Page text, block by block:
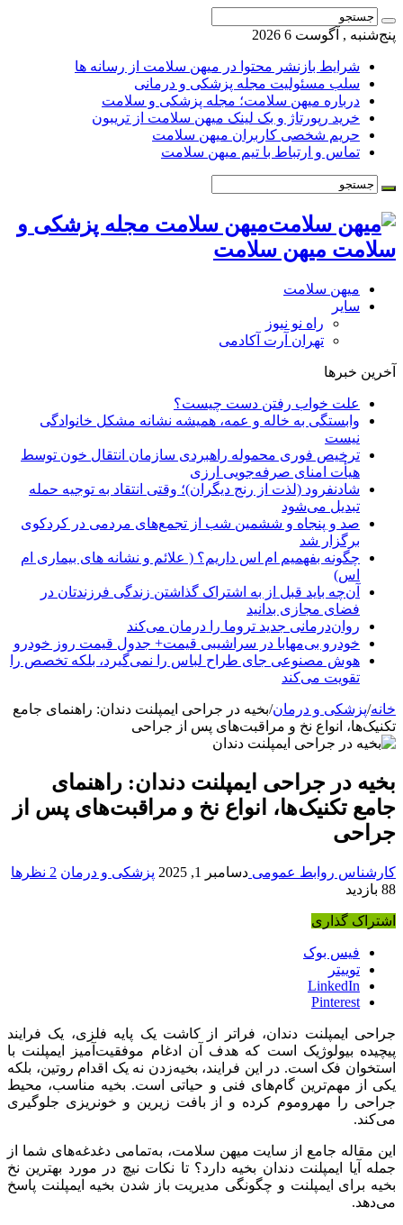
پنج‌شنبه , آگوست 6 2026
شرایط بازنشر محتوا در میهن سلامت از رسانه ها
سلب مسئولیت مجله پزشکی و درمانی
درباره میهن سلامت؛ مجله پزشکی و سلامت
خرید رپورتاژ و بک لینک میهن سلامت از تریبون
حریم شخصی کاربران میهن سلامت
تماس و ارتباط با تیم میهن سلامت
میهن سلامت مجله پزشکی و
سلامت میهن سلامت
میهن سلامت
سایر
راه نو نیوز
تهران آرت آکادمی
آخرین خبرها
علت خواب رفتن دست چیست؟
وابستگی به خاله و عمه، همیشه نشانه مشکل خانوادگی
نیست
ترخیص فوری محموله راهبردی سازمان انتقال خون توسط
هیأت امنای صرفه‌جویی ارزی
شادنفرود (لذت از رنج دیگران)؛ وقتی انتقاد به توجیه حمله
تبدیل می‌شود
صد و پنجاه‌ و ششمین شب از تجمع‌های مردمی در کردکوی
برگزار شد
چگونه بفهمیم ام اس داریم؟ ( علائم و نشانه های بیماری ام
اس)
آن‌چه باید قبل از به اشتراک گذاشتن زندگی فرزندتان در
فضای مجازی بدانید
روان‌درمانی جدید تروما را درمان می‌کند
خودرو بی‌مهابا در سراشیبی قیمت+ جدول قیمت روز خودرو
هوش مصنوعی جای طراح لباس را نمی‌گیرد، بلکه تخصص را
تقویت می‌کند
خانه/پزشکی و درمان/بخیه در جراحی ایمپلنت دندان: راهنمای جامع
تکنیک‌ها، انواع نخ و مراقبت‌های پس از جراحی
بخیه در جراحی ایمپلنت دندان: راهنمای
جامع تکنیک‌ها، انواع نخ و مراقبت‌های پس از
جراحی
کارشناس روابط عمومی دسامبر 1, 2025 پزشکی و درمان 2 نظرها
88 بازدید
اشتراک گذاری
فیس بوک
توییتر
LinkedIn
Pinterest
جراحی ایمپلنت دندان، فراتر از کاشت یک پایه فلزی، یک فرایند
پیچیده بیولوژیک است که هدف آن ادغام موفقیت‌آمیز ایمپلنت با
استخوان فک است. در این فرایند، بخیه‌زدن نه یک اقدام روتین، بلکه
یکی از مهم‌ترین گام‌های فنی و حیاتی است. بخیه مناسب، محیط
جراحی را مهروموم کرده و از بافت زیرین و خونریزی جلوگیری
می‌کند.
این مقاله جامع از سایت میهن سلامت، به‌تمامی دغدغه‌های شما از
جمله آیا ایمپلنت دندان بخیه دارد؟ تا نکات نیچ در مورد بهترین نخ
بخیه برای ایمپلنت و چگونگی مدیریت باز شدن بخیه ایمپلنت پاسخ
می‌دهد.